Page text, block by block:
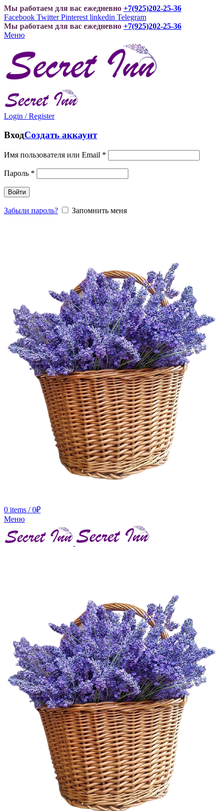
Мы работаем для вас ежедневно +7(925)202-25-36
Facebook Twitter Pinterest linkedin Telegram
Мы работаем для вас ежедневно +7(925)202-25-36
Меню
Login / Register
ВходСоздать аккаунт
Имя пользователя или Email *
Пароль *
Войти
Забыли пароль? Запомнить меня
0 items / 0₽
Меню